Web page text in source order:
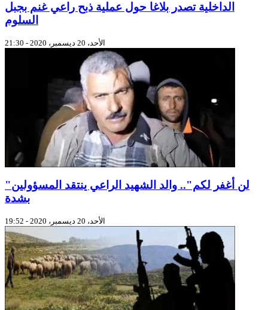
الداخلية تصدر بلاغا حول عملية ذبح راعي غنم بجبل
السلوم
الأحد، 20 ديسمبر، 2020 - 21:30
"لن أغفر لكم".. والد الشهيد الراعي ينتقد المسؤولين
بشدة
الأحد، 20 ديسمبر، 2020 - 19:52